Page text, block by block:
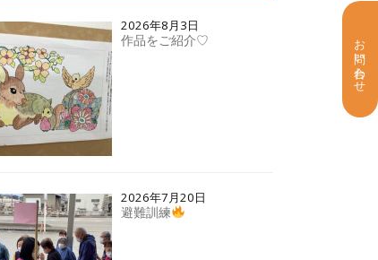
2026年8月3日
作品をご紹介♡
2026年7月20日
避難訓練
お問い合わせ